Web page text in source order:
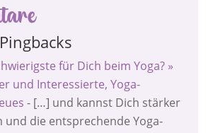
für Dich beim Yoga? »
und Interessierte, Yoga-
- […] und kannst Dich stärker
und die entsprechende Yoga-